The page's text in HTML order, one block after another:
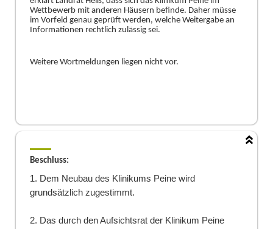
Wettbewerb mit anderen Häusern befinde. Daher müsse
im Vorfeld genau geprüft werden, welche Weitergabe an
Informationen rechtlich zu lässig sei.
Weitere Wortmeldungen liegen nicht vor.
Beschluss:
1. Dem Neubau des Klinikums Peine wird
grundsätzlich zugestimmt.
2. Das durch den Aufsichtsrat der Klinikum Peine